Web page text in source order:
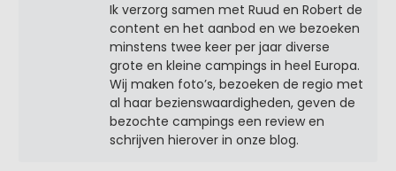
Ik verzorg samen met Ruud en Robert de
content en het aanbod en we bezoeken
minstens twee keer per jaar diverse
grote en kleine campings in heel Europa.
Wij maken foto’s, bezoeken de regio met
al haar bezienswaardigheden, geven de
bezochte campings een review en
schrijven hierover in onze blog.